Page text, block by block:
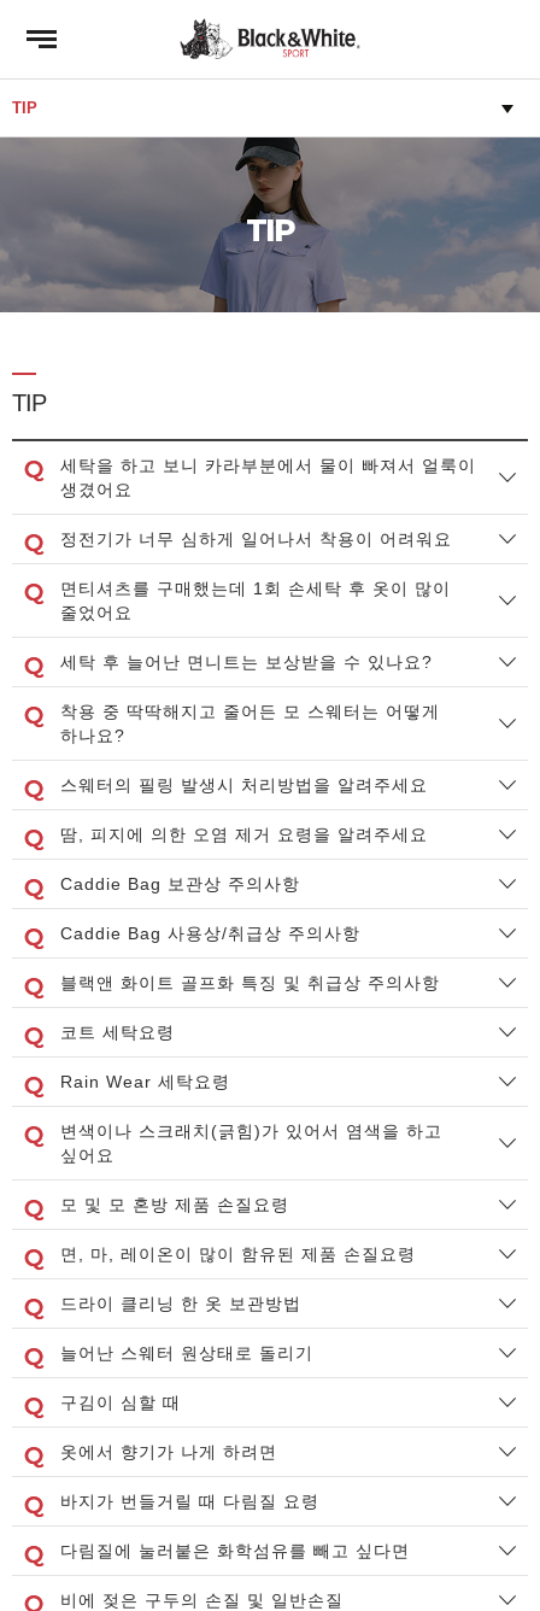
TIP
TIP
세탁을 하고 보니 카라부분에서 물이 빠져서 얼룩이
생겼어요
정전기가 너무 심하게 일어나서 착용이 어려워요
면티셔츠를 구매했는데 1회 손세탁 후 옷이 많이
줄었어요
세탁 후 늘어난 면니트는 보상받을 수 있나요?
착용 중 딱딱해지고 줄어든 모 스웨터는 어떻게
하나요?
스웨터의 필링 발생시 처리방법을 알려주세요
땀, 피지에 의한 오염 제거 요령을 알려주세요
Caddie Bag 보관상 주의사항
Caddie Bag 사용상/취급상 주의사항
블랙앤 화이트 골프화 특징 및 취급상 주의사항
코트 세탁요령
Rain Wear 세탁요령
변색이나 스크래치(긁힘)가 있어서 염색을 하고
싶어요
모 및 모 혼방 제품 손질요령
면, 마, 레이온이 많이 함유된 제품 손질요령
드라이 클리닝 한 옷 보관방법
늘어난 스웨터 원상태로 돌리기
구김이 심할 때
옷에서 향기가 나게 하려면
바지가 번들거릴 때 다림질 요령
다림질에 눌러붙은 화학섬유를 빼고 싶다면
비에 젖은 구두의 손질 및 일반손질